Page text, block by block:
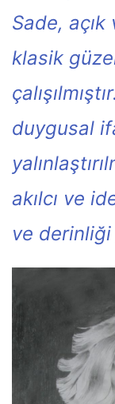
Sade, açık
klasik
duygusal
akılcı ve
ve derinliği